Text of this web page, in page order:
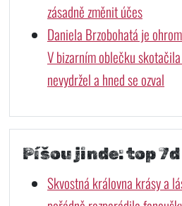
zásadně změnit účes
Daniela Brzobohatá je
V bizarním oblečku
nevydržel a hned se ozval
Píšou jinde: top 7d
Skvostná královna krásy a